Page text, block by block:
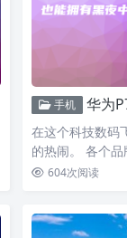
手机 华为
在这个科技数码
的热闹。 各个
让人眼花缭乱…
604次阅读